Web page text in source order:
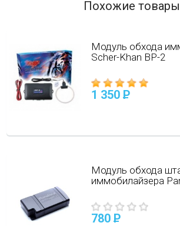
Похожие товары
Модуль обхода
Scher-Khan BP-2
1 350 P
Модуль обхода
иммобилайзера
780 P